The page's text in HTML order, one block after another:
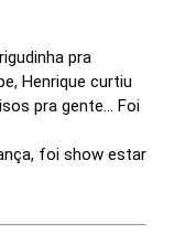
pra
Henrique curtiu
pra gente... Foi
foi show estar